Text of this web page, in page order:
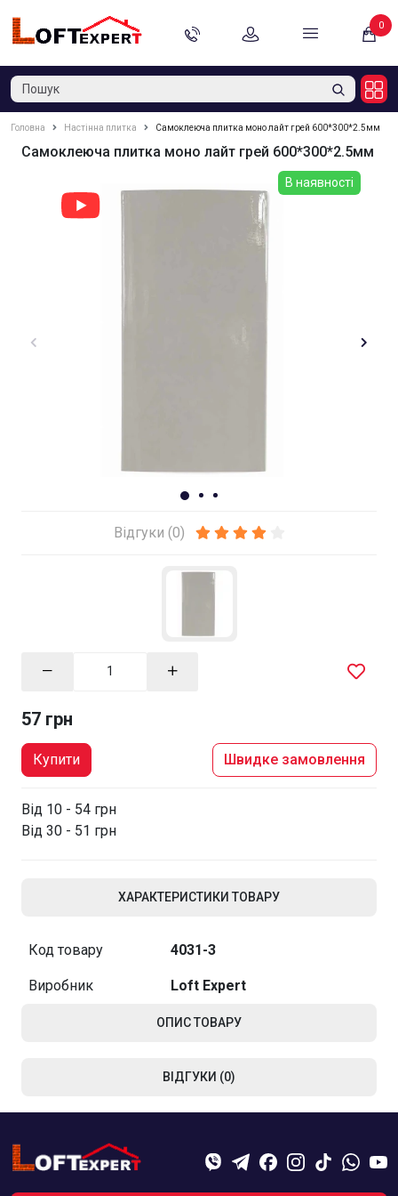
0
Головна Настінна плитка Самоклеюча плитка моно лайт грей 600*300*2.5мм
Самоклеюча плитка моно лайт грей 600*300*2.5мм
В наявності
Відгуки (0)
57 грн
Купити Швидке замовлення
Від 10 - 54 грн
Від 30 - 51 грн
ХАРАКТЕРИСТИКИ ТОВАРУ
Код товару 4031-3
Виробник Loft Expert
ОПИС ТОВАРУ
ВІДГУКИ (0)